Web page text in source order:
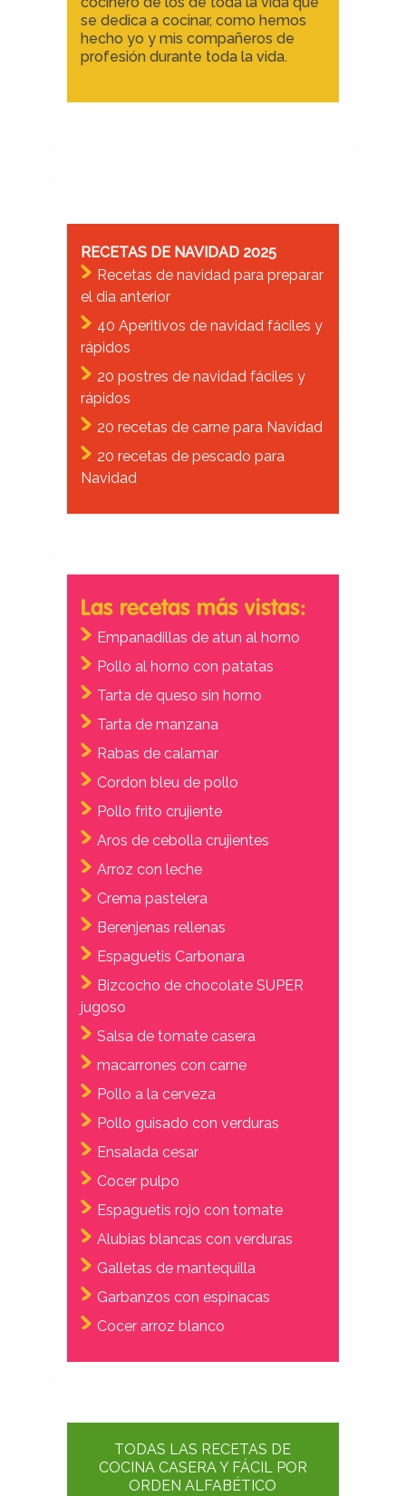
se dedica a cocinar, como hemos
hecho yo y mis compañeros de
profesión durante toda la vida.
RECETAS DE NAVIDAD 2025
Recetas de navidad para preparar
el dia anterior
40 Aperitivos de navidad fáciles y
rápidos
20 postres de navidad fáciles y
rápidos
20 recetas de carne para Navidad
20 recetas de pescado para
Navidad
Las recetas más vistas:
Empanadillas de atun al horno
Pollo al horno con patatas
Tarta de queso sin horno
Tarta de manzana
Rabas de calamar
Cordon bleu de pollo
Pollo frito crujiente
Aros de cebolla crujientes
Arroz con leche
Crema pastelera
Berenjenas rellenas
Espaguetis Carbonara
Bizcocho de chocolate SUPER
jugoso
Salsa de tomate casera
macarrones con carne
Pollo a la cerveza
Pollo guisado con verduras
Ensalada cesar
Cocer pulpo
Espaguetis rojo con tomate
Alubias blancas con verduras
Galletas de mantequilla
Garbanzos con espinacas
Cocer arroz blanco
TODAS LAS RECETAS DE
COCINA CASERA Y FÁCIL POR
ORDEN ALFABÉTICO